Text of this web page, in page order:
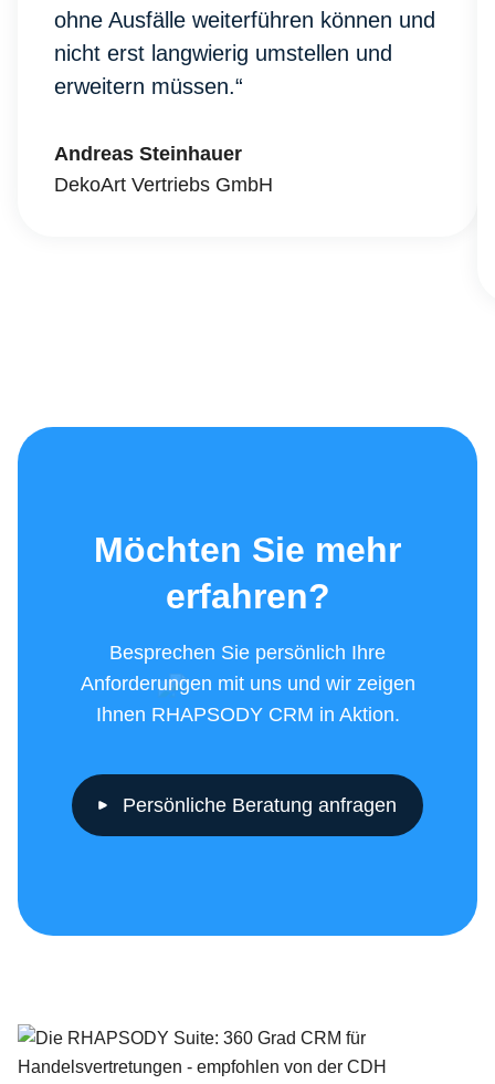
ohne Ausfälle weiterführen können und
nicht erst langwierig umstellen und
erweitern müssen.“
Andreas Steinhauer
DekoArt Vertriebs GmbH
Möchten Sie mehr
erfahren?
Besprechen Sie persönlich Ihre
Anforderungen mit uns und wir zeigen
Ihnen RHAPSODY CRM in Aktion.
Persönliche Beratung anfragen